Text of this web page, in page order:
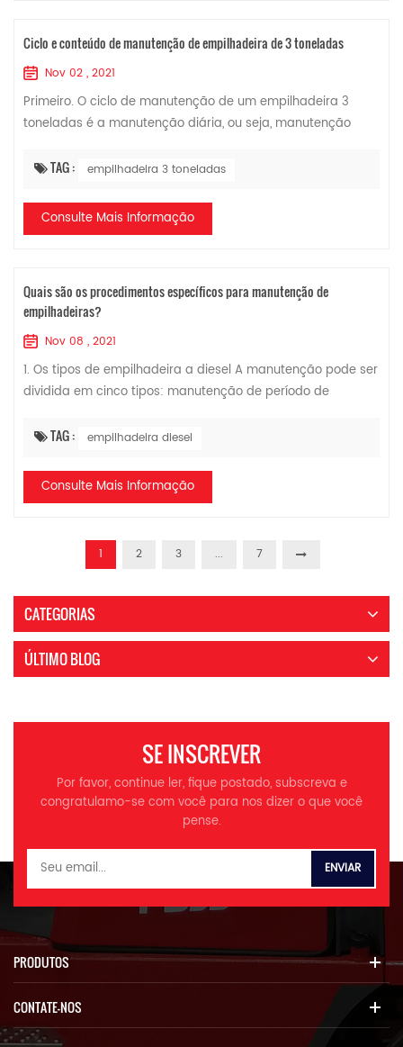
Ciclo e conteúdo de manutenção de empilhadeira de 3 toneladas
Nov 02 , 2021
Primeiro. O ciclo de manutenção de um empilhadeira 3
toneladas é a manutenção diária, ou seja, manutenção
de manutenção de primeiro nível é a...
TAG : empilhadeira 3 toneladas
Consulte Mais Informação
Quais são os procedimentos específicos para manutenção de
empilhadeiras?
Nov 08 , 2021
1. Os tipos de empilhadeira a diesel A manutenção pode ser
dividida em cinco tipos: manutenção de período de
manutenção de empilhadeira selada e manuten...
TAG : empilhadeira diesel
Consulte Mais Informação
1 2 3 ... 7
CATEGORIAS
ÚLTIMO BLOG
SE INSCREVER
Por favor, continue ler, fique postado, subscreva e
congratulamo-se com você para nos dizer o que você
pense.
PRODUTOS
CONTATE-NOS